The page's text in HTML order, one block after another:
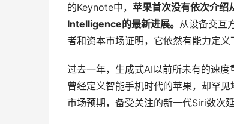
的Keynote中， 苹果首次没有依次介绍
Intelligence的最新进展。 从设备交互
者和资本市场证明，它依然有能力定义
过去一年，生成式AI以前所未有的速
曾经定义智能手机时代的苹果，却罕
市场预期，备受关注的新一代Siri数次